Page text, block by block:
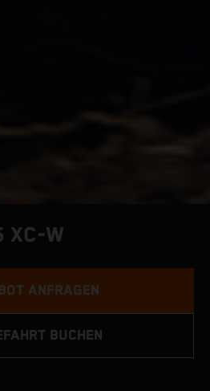
XC-W
ANFRAGEN
BUCHEN